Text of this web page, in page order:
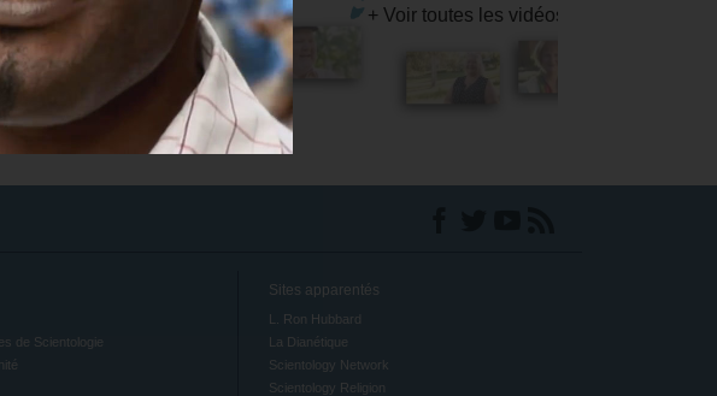
+ Voir toutes les vidéos
de Scientologie
Sites apparentés
L. Ron Hubbard
La Dianétique
Scientology Network
Scientology Religion